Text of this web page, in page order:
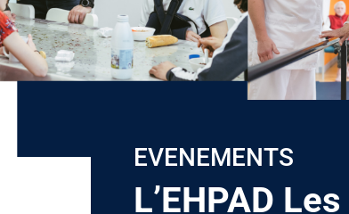
EVENEMENTS
L’EHPAD